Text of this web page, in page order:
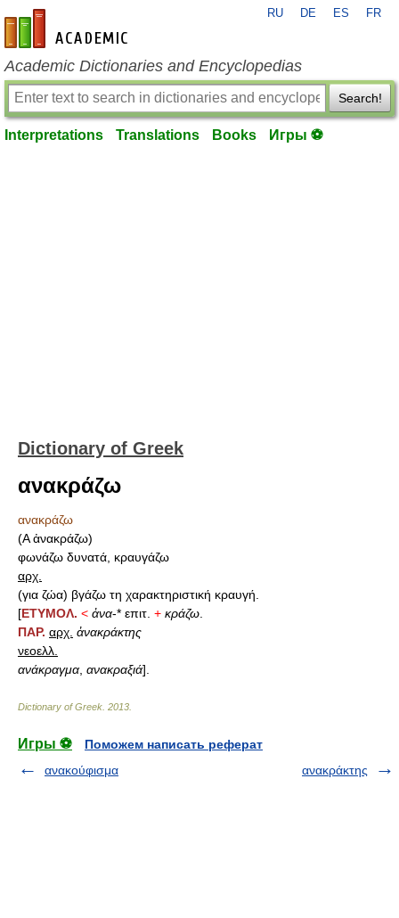
en-academic.com
RU DE ES FR
Academic Dictionaries and Encyclopedias
Search!
Interpretations Translations Books Игры ⚽
Dictionary of Greek
ανακράζω
ανακράζω
(Α ἀνακράζω)
φωνάζω δυνατά, κραυγάζω
αρχ.
(για ζώα) βγάζω τη χαρακτηριστική κραυγή.
[ΕΤΥΜΟΛ. < ἀνα-* επιτ. + κράζω
ΠΑΡ. αρχ. ἀνακράκτης
νεοελλ.
ανάκραγμα ανακραξιά].
Dictionary of Greek 2013
Игры ⚽
Поможем написать реферат
ανακούφισμα
ανακράκτης